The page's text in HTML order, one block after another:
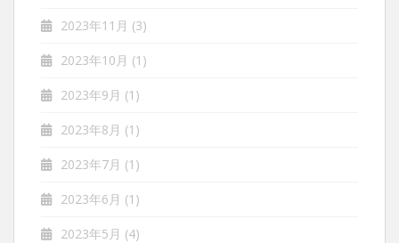
2023年11月 (3)
2023年10月 (1)
2023年9月 (1)
2023年8月 (1)
2023年7月 (1)
2023年6月 (1)
2023年5月 (4)